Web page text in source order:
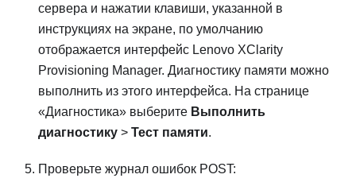
сервера и нажатии клавиши, указанной в
инструкциях на экране, по умолчанию
отображается интерфейс Lenovo XClarity
Provisioning Manager. Диагностику памяти можно
выполнить из этого интерфейса. На странице
«Диагностика» выберите Выполнить
диагностику > Тест памяти.
Проверьте журнал ошибок POST: